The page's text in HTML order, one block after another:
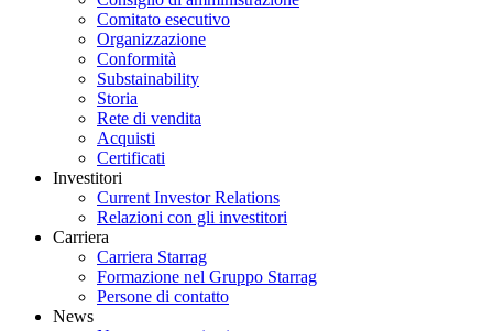
Comitato esecutivo
Organizzazione
Conformità
Substainability
Storia
Rete di vendita
Acquisti
Certificati
Investitori
Current Investor Relations
Relazioni con gli investitori
Carriera
Carriera Starrag
Formazione nel Gruppo Starrag
Persone di contatto
News